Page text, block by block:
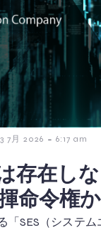
7月 2026 - 6:17 am
存在し
命令権
「SES（システ